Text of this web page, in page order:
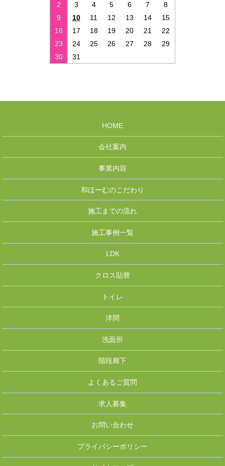
2
3 4 5 6 7
8
9
10 11 12 13 14
15
16
17 18 19 20 21
22
23
24 25 26 27 28
29
30
31
HOME
会社案内
事業内容
和ほーむのこだわり
施工までの流れ
施工事例一覧
LDK
クロス貼替
トイレ
洋間
洗面所
階段廊下
よくあるご質問
求人募集
お問い合わせ
プライバシーポリシー